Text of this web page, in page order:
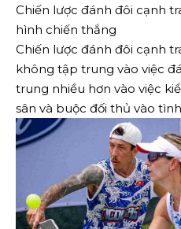
Chiến lược đánh đôi cạnh
hình chiến thắng
Chiến lược đánh đôi cạnh
không tập trung vào việc
trung nhiều hơn vào việc
sân và buộc đối thủ vào